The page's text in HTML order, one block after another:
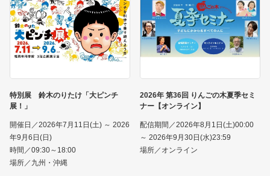
特別展 鈴木のりたけ「大ピンチ
展！」
開催日／2026年7月11日(土) ～ 2026
年9月6日(日)
時間／09:30～18:00
場所／九州・沖縄
2026年 第36回 りんごの木夏季セミ
ナー【オンライン】
配信期間／2026年8月1日(土)00:00
～ 2026年9月30日(水)23:59
場所／オンライン